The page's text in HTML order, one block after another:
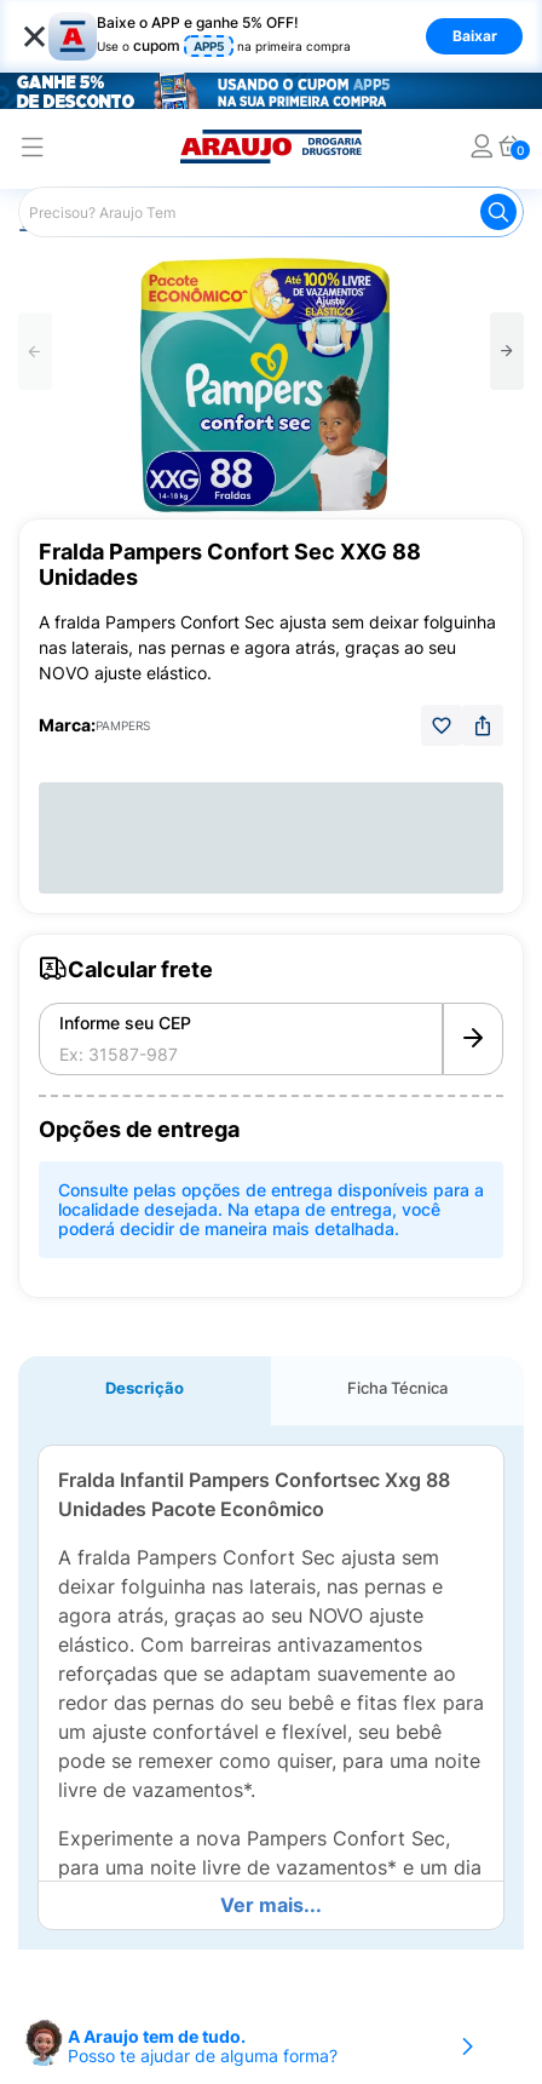
× Baixe o APP e ganhe 5% OFF!
Use o cupom APP5 na primeira compra
Baixar
0
Araujo Infantil Fraldas Infantis
Fralda Pampers Confort Sec XXG 88
Unidades
A fralda Pampers Confort Sec ajusta sem deixar folguinha
nas laterais, nas pernas e agora atrás, graças ao seu
NOVO ajuste elástico.
Marca:PAMPERS
Calcular frete
Informe seu CEP
Opções de entrega
Consulte pelas opções de entrega disponíveis para a
localidade desejada. Na etapa de entrega, você
poderá decidir de maneira mais detalhada.
Descrição Ficha Técnica
Fralda Infantil Pampers Confortsec Xxg 88
Unidades Pacote Econômico
A fralda Pampers Confort Sec ajusta sem
deixar folguinha nas laterais, nas pernas e
agora atrás, graças ao seu NOVO ajuste
elástico. Com barreiras antivazamentos
reforçadas que se adaptam suavemente ao
redor das pernas do seu bebê e fitas flex para
um ajuste confortável e flexível, seu bebê
pode se remexer como quiser, para uma noite
livre de vazamentos*.
Experimente a nova Pampers Confort Sec,
para uma noite livre de vazamentos* e um dia
*Pode variar de acordo com os hábitos e
• Para uma noite livre de vazamentos*
*Pode variar de acordo com os hábitos e
Ver mais...
A Araujo tem de tudo.
Posso te ajudar de alguma forma?